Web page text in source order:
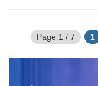
Page 1 / 7 1